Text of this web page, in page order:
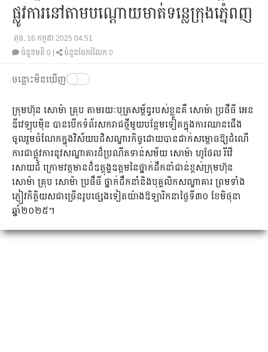
ផ្លូវការនៅតាមបណ្តោយមាត់ទន្លេក្រុងភ្នំេពញ
ពុធ, 16 កក្កដា 2025 04:51
ចំនួនមតិ 0 ចំនួនចែករំលែក 0
ចន្លោះមិនឃើញ
ក្រុមហ៊ុន សោម៉ា គ្រុប តាមរយៈបុត្រសម្ព័ន្ធរបស់ខ្លួនគឺ សោម៉ា ប្រផឹធី អេន
ឌីវេឡុបម៉ិន បានបើកទំព័រសករាជថ្មីមួយបន្ថែមទៀតក្នុងការឈានជើង
ចូលរួមចំណែកក្នុងវិស័យបដិសណ្ឋារកិច្ចដោយបានដាក់សម្ពោធឱ្យដំណើ
ការជាផ្លូវការនូវសណ្ឋាគារដ៏ប្រណីតទាន់សម័យ សោម៉ា ហូថែល រីវើ
រសាយដ៍ ក្រោមវត្តមានដ៏ឧត្តុង្គឧត្តមនៃថ្នាក់ដឹកនាំជាន់ខ្ពស់ក្រុមហ៊ុន
សោម៉ា គ្រុប សោម៉ា ប្រផឹធី ថ្នាក់ដឹកនាំនិងបុគ្គលិកសណ្ឋាគារ ព្រមទាំង
ភ្ញៀវកិត្តិយសជាច្រើនរូបផ្សេងទៀតយ៉ាងឱឡារិកនាថ្ងៃទី៣០ ខែមិថុនា
ឆ្នាំ២០២៥។